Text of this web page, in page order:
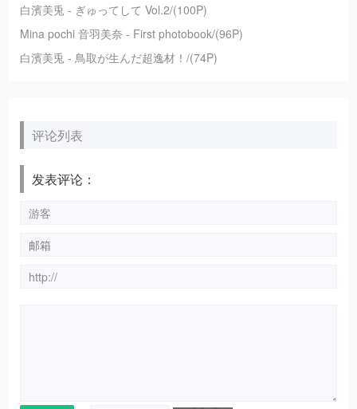
白濱美兎 - ぎゅってして Vol.2/(100P)
Mina pochi 音羽美奈 - First photobook/(96P)
白濱美兎 - 鳥取が生んだ超逸材！/(74P)
评论列表
发表评论：